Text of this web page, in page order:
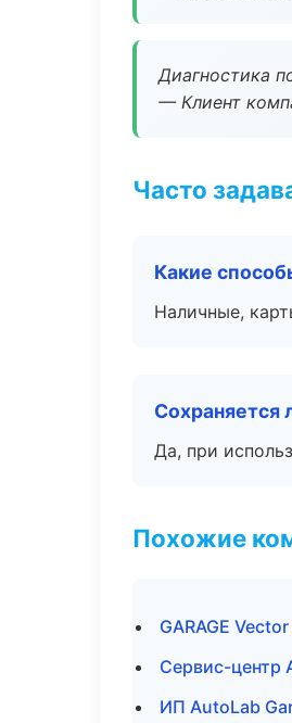
Диагностика
— Клиент
Часто
Какие
Наличные,
Сохраняется
Да, при
Похожие
GARAGE
Сервис-центр
ИП AutoLab